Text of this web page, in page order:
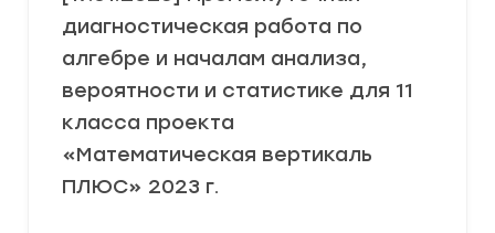
диагностическая работа по
алгебре и началам анализа,
вероятности и статистике для 11
класса проекта
«Математическая вертикаль
ПЛЮС» 2023 г.